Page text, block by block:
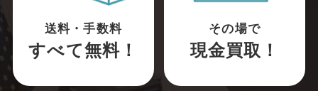
送料・手数料
すべて無料！
その場で
現金買取！